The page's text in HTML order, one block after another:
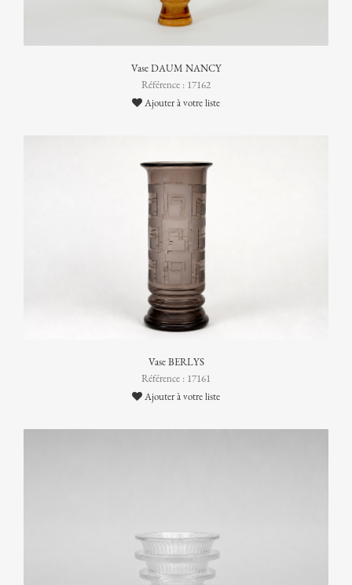
Vase DAUM NANCY
Référence : 17162
Ajouter à votre liste
Vase BERLYS
Référence : 17161
Ajouter à votre liste